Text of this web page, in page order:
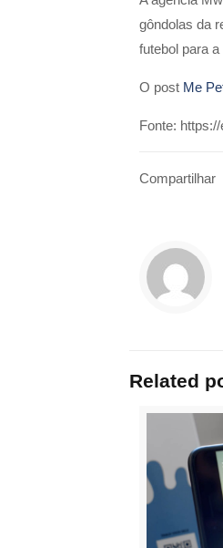
gôndolas da
futebol para
O post Me
Fonte:
Compartilhar
Related